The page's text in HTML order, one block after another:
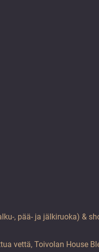
, pää- ja jälkiruoka) &
vettä, Toivolan House